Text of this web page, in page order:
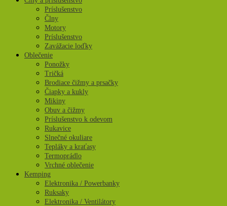
Príslušenstvo
Člny
Motory
Príslušenstvo
Zavážacie loďky
Oblečenie
Ponožky
Tričká
Brodiace čižmy a prsačky
Čiapky a kukly
Mikiny
Obuv a čižmy
Príslušenstvo k odevom
Rukavice
Slnečné okuliare
Tepláky a kraťasy
Termoprádlo
Vrchné oblečenie
Kemping
Elektronika / Powerbanky
Ruksaky
Elektronika / Ventilátory